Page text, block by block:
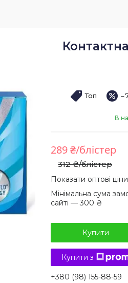
Топ
В
312 ₴/блістер
289 ₴/блістер
Показати оптові ціни
Мінімальна сума
сайті — 300 ₴
Купити
Купити з
+380 (98) 155-88-59